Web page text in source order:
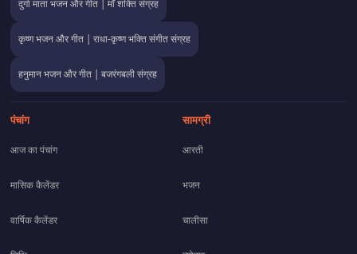
दुर्गा माता भजन और गीत | माँ शक्ति संग्रह
कृष्ण भजन और गीत | राधा-कृष्ण भक्ति संगीत संग्रह
हनुमान भजन और गीत | बजरंगबली संग्रह
पंचांग
आज का पंचांग
मासिक कैलेंडर
वार्षिक कैलेंडर
सामग्री
आरती
भजन
चालीसा